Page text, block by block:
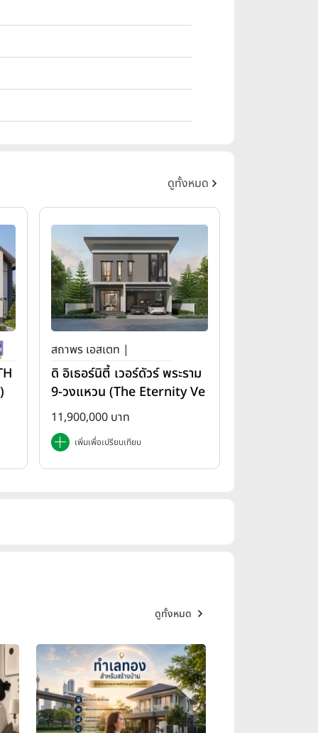
ดูทั้งหมด
สถาพร เอสเตท |
ดิ อิเธอร์นิตี้ เวอร์ดัวร์ พระราม
9-วงแหวน (The Eternity Ve
rdure Rama 9-Wongwae
n)
11,900,000 บาท
เพิ่มเพื่อเปรียบเทียบ
ดูทั้งหมด